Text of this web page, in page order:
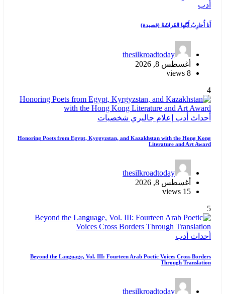
أدب
أَنا أُحارِبُ أَيَّتُها الفَراشَةُ (قصيدة)
thesilkroadtoday
أغسطس 8, 2026
8 views
4
أحداث أدب إعلام جاليري شخصيات
Honoring Poets from Egypt, Kyrgyzstan, and Kazakhstan with the Hong Kong
Literature and Art Award
thesilkroadtoday
أغسطس 8, 2026
15 views
5
أحداث أدب
Beyond the Language, Vol. III: Fourteen Arab Poetic Voices Cross Borders
Through Translation
thesilkroadtoday